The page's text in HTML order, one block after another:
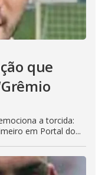
que
a torcida:
em Portal do...